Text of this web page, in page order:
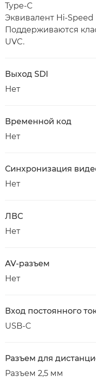
Type-C
Эквивалент Hi-Speed
Поддерживаются
UVC.
Выход SDI
Нет
Временной код
Нет
Синхронизация
Нет
ЛВС
Нет
AV-разъем
Нет
Вход постоянного
USB-C
Разъем для
Разъем 2,5 мм